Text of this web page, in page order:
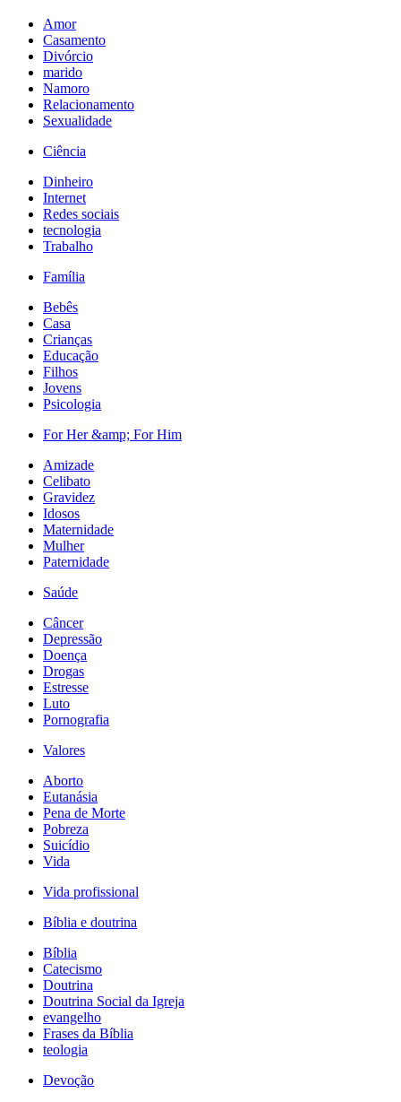
Amor
Casamento
Divórcio
marido
Namoro
Relacionamento
Sexualidade
Ciência
Dinheiro
Internet
Redes sociais
tecnologia
Trabalho
Família
Bebês
Casa
Crianças
Educação
Filhos
Jovens
Psicologia
For Her &amp; For Him
Amizade
Celibato
Gravidez
Idosos
Maternidade
Mulher
Paternidade
Saúde
Câncer
Depressão
Doença
Drogas
Estresse
Luto
Pornografia
Valores
Aborto
Eutanásia
Pena de Morte
Pobreza
Suicídio
Vida
Vida profissional
Bíblia e doutrina
Bíblia
Catecismo
Doutrina
Doutrina Social da Igreja
evangelho
Frases da Bíblia
teologia
Devoção